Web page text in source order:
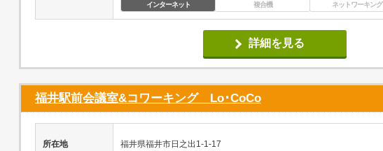
インターネット 複合機 ネットワーキング
詳細を見る
福井駅前会議室&コワーキング Lo･CoCo
所在地 福井県福井市日之出1-1-17